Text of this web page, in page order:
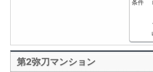
条件
第2弥刀マンション